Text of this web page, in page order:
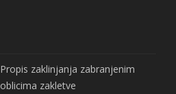
Propis zaklinjanja zabranjenim
oblicima zakletve